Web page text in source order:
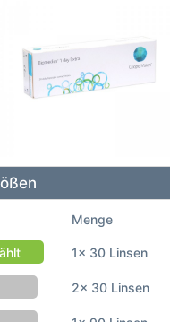
Menge
1x 30 Linsen
2x 30 Linsen